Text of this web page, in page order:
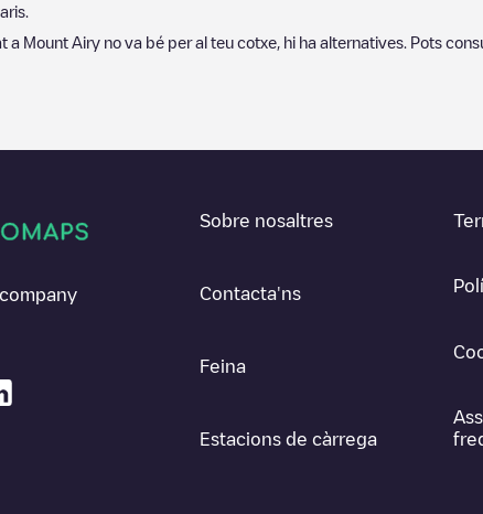
a Mount Airy no va bé per al teu cotxe, hi ha alternatives. Pots
company
Sobre nosaltres
Contacta'ns
Feina
Estacions de càrrega